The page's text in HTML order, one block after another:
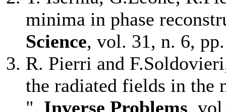
minima in phase
Science, vol. 31, n. 6,
R. Pierri and
the radiated fields in the
", Inverse Problems,